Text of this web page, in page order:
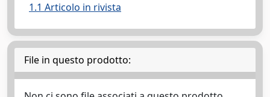
1.1 Articolo in rivista
File in questo prodotto: